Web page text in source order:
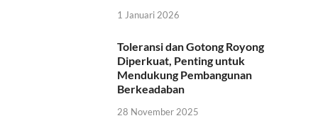
1 Januari 2026
Toleransi dan Gotong Royong
Diperkuat, Penting untuk
Mendukung Pembangunan
Berkeadaban
28 November 2025